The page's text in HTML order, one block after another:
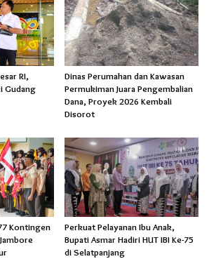
RI,
Gudang
Dinas Perumahan dan Kawasan
Permukiman Juara Pengembalian
Dana, Proyek 2026 Kembali
Disorot
Kontingen
Perkuat Pelayanan Ibu Anak,
Bupati Asmar Hadiri HUT IBI Ke-75
di Selatpanjang